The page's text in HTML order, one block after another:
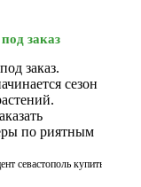
заказ
заказ.
сезон
по риятным